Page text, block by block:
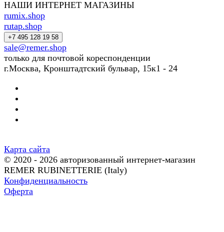
НАШИ ИНТЕРНЕТ МАГАЗИНЫ
rumix.shop
rutap.shop
+7 495 128 19 58
sale@remer.shop
только для почтовой кореспонденции
г.Москва, Кронштадтский бульвар, 15к1 - 24
Карта сайта
© 2020 - 2026 авторизованный интернет-магазин
REMER RUBINETTERIE (Italy)
Конфиденциальность
Оферта